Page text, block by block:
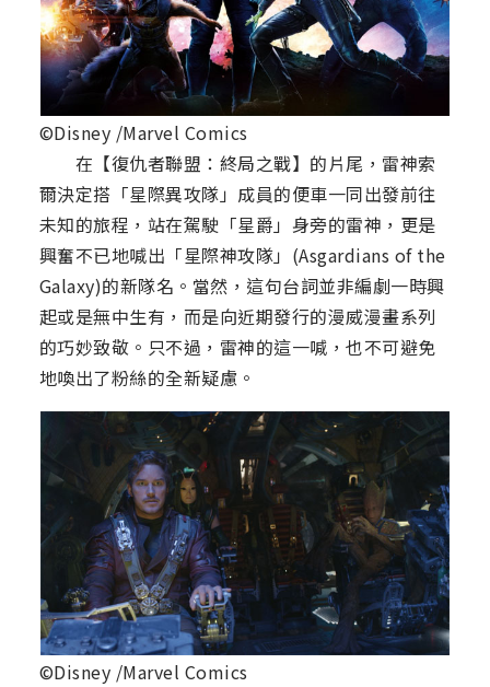
©Disney /Marvel Comics
在【復仇者聯盟：終局之戰】的片尾，雷神索
爾決定搭「星際異攻隊」成員的便車一同出發前往
未知的旅程，站在駕駛「星爵」身旁的雷神，更是
興奮不已地喊出「星際神攻隊」(Asgardians of the
Galaxy)的新隊名。當然，這句台詞並非編劇一時興
起或是無中生有，而是向近期發行的漫威漫畫系列
的巧妙致敬。只不過，雷神的這一喊，也不可避免
地喚出了粉絲的全新疑慮。
©Disney /Marvel Comics